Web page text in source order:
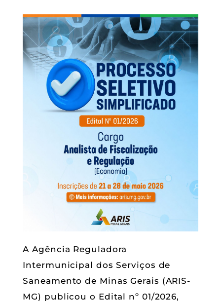
A Agência Reguladora
Intermunicipal dos Serviços de
Saneamento de Minas Gerais (ARIS-
MG) publicou o Edital nº 01/2026,